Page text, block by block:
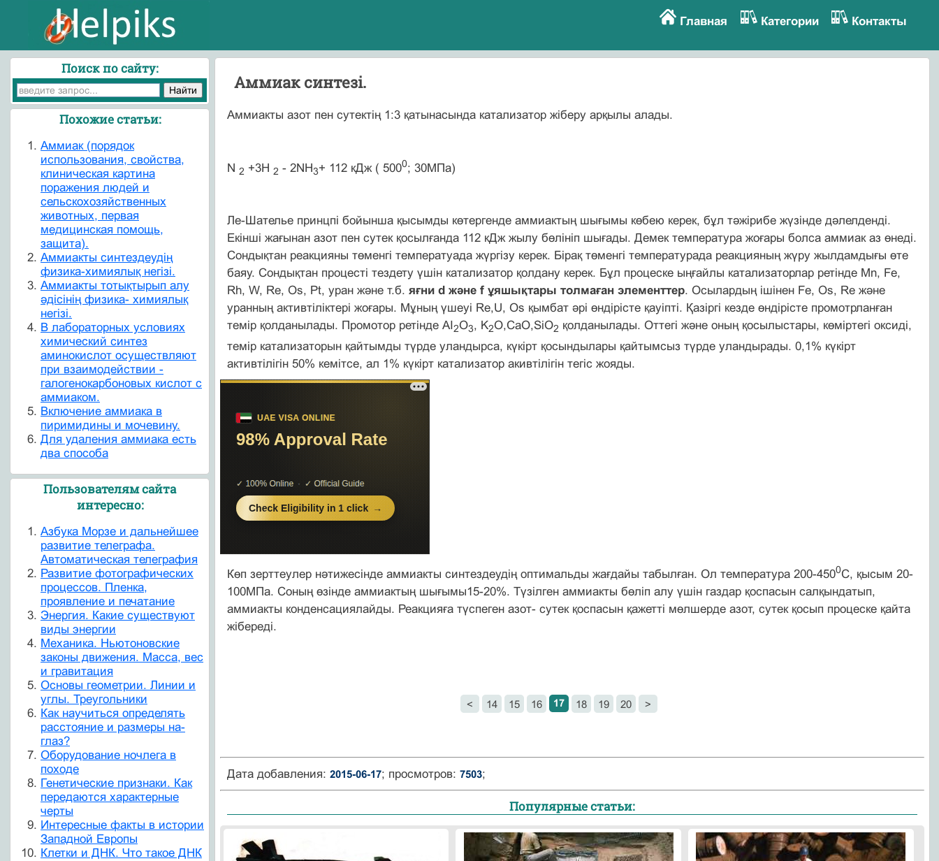
Главная Категории Контакты
Аммиак синтезі.
Аммиакты азот пен сутектің 1:3 қатынасында катализатор жіберу арқылы алады.
N 2 +3H 2 - 2NH3+ 112 кДж ( 5000; 30МПа)
Ле-Шателье принцпі бойынша қысымды көтергенде аммиактың шығымы көбею керек, бұл тәжірибе жүзінде дәлелденді.
Екінші жағынан азот пен сутек қосылғанда 112 кДж жылу бөлініп шығады. Демек температура жоғары болса аммиак аз өнеді.
Сондықтан реакцияны төменгі температуада жүргізу керек. Бірақ төменгі температурада реакцияның жүру жылдамдығы өте
баяу. Сондықтан процесті тездету үшін катализатор қолдану керек. Бұл процеске ыңғайлы катализаторлар ретінде Mn, Fe,
Rh, W, Re, Os, Pt, уран және т.б. яғни d және f ұяшықтары толмаған элементтер. Осылардың ішінен Fe, Os, Re және
уранның активтіліктері жоғары. Мұның үшеуі Re,U, Os қымбат әрі өндірісте қауіпті. Қазіргі кезде өндірісте промотрланған
темір қолданылады. Промотор ретінде AІ2O3, K2O,CaO,SіO2 қолданылады. Оттегі және оның қосылыстары, көміртегі оксиді,
темір катализаторын қайтымды түрде уландырса, күкірт қосындылары қайтымсыз түрде уландырады. 0,1% күкірт
активтілігін 50% кемітсе, ал 1% күкірт катализатор акивтілігін тегіс жояды.
Көп зерттеулер нәтижесінде аммиакты синтездеудің оптимальды жағдайы табылған. Ол температура 200-4500С, қысым 20-
100МПа. Соның өзінде аммиактың шығымы15-20%. Түзілген аммиакты бөліп алу үшін газдар қоспасын салқындатып,
аммиакты конденсациялайды. Реакцияға түспеген азот- сутек қоспасын қажетті мөлшерде азот, сутек қосып процеске қайта
жібереді.
< 14 15 16 17 18 19 20 >
Дата добавления: 2015-06-17; просмотров: 7503;
Популярные статьи:
Поиск по сайту:
Похожие статьи:
Аммиак (порядок
использования, свойства,
клиническая картина
поражения людей и
сельскохозяйственных
животных, первая
медицинская помощь,
защита).
Аммиакты синтездеудің
физика-химиялық негізі.
Аммиакты тотықтырып алу
әдісінің физика- химиялық
негізі.
В лабораторных условиях
химический синтез
аминокислот осуществляют
при взаимодействии -
галогенокарбоновых кислот с
аммиаком.
Включение аммиака в
пиримидины и мочевину.
Для удаления аммиака есть
два способа
Пользователям сайта
интересно:
Азбука Морзе и дальнейшее
развитие телеграфа.
Автоматическая телеграфия
Развитие фотографических
процессов. Пленка,
проявление и печатание
Энергия. Какие существуют
виды энергии
Механика. Ньютоновские
законы движения. Масса, вес
и гравитация
Основы геометрии. Линии и
углы. Треугольники
Как научиться определять
расстояние и размеры на-
глаз?
Оборудование ночлега в
походе
Генетические признаки. Как
передаются характерные
черты
Интересные факты в истории
Западной Европы
Клетки и ДНК. Что такое ДНК